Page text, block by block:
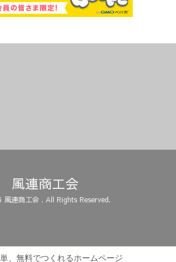
風連商工会
風連商工会 . All Rights Reserved.
、無料でつくれるホームページ